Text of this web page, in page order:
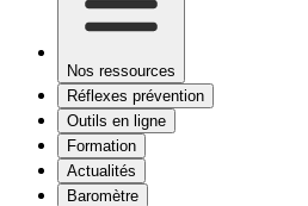
Nos ressources
Réflexes prévention
Outils en ligne
Formation
Actualités
Baromètre